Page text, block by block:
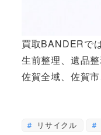
買取BANDERで
生前整理、遺品
佐賀全域、佐賀
リサイクル